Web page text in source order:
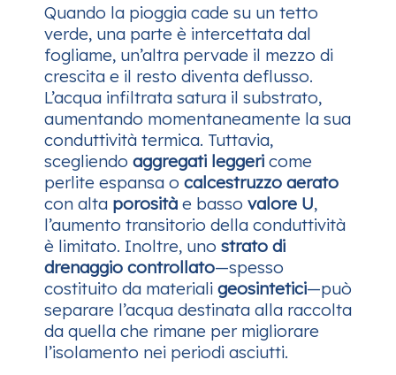
Quando la pioggia cade su un tetto
verde, una parte è intercettata dal
fogliame, un’altra pervade il mezzo di
crescita e il resto diventa deflusso.
L’acqua infiltrata satura il substrato,
aumentando momentaneamente la sua
conduttività termica. Tuttavia,
scegliendo aggregati leggeri come
perlite espansa o calcestruzzo aerato
con alta porosità e basso valore U,
l’aumento transitorio della conduttività
è limitato. Inoltre, uno strato di
drenaggio controllato—spesso
costituito da materiali geosintetici—può
separare l’acqua destinata alla raccolta
da quella che rimane per migliorare
l’isolamento nei periodi asciutti.